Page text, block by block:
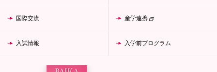
国際交流 産学連携
入試情報 入学前プログラム